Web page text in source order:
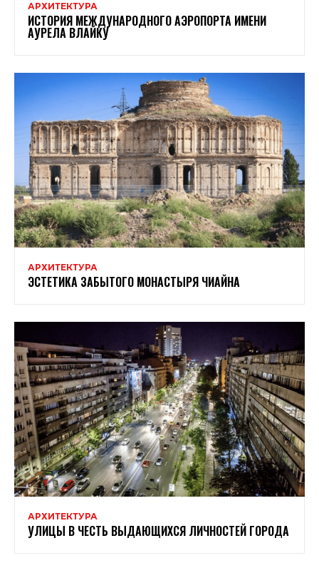
АРХИТЕКТУРА
ИСТОРИЯ МЕЖДУНАРОДНОГО АЭРОПОРТА ИМЕНИ
АУРЕЛА ВЛАЙКУ
АРХИТЕКТУРА
ЭСТЕТИКА ЗАБЫТОГО МОНАСТЫРЯ ЧИАЙНА
АРХИТЕКТУРА
УЛИЦЫ В ЧЕСТЬ ВЫДАЮЩИХСЯ ЛИЧНОСТЕЙ ГОРОДА